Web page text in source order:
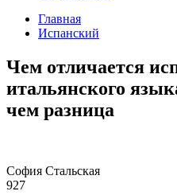
Главная
Испанский
Чем отличается
итальянского
чем разница
София Стальская
927